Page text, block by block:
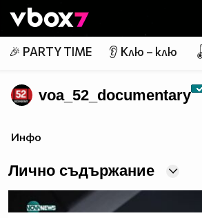
👾
🎉 PARTY TIME 👂 Клю – клю
voa_52_documentary
Инфо
Лично съдържание